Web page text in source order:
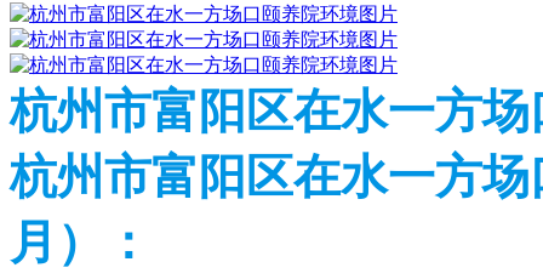
杭州市富阳区在水一方
杭州市富阳区在水一方
月）：